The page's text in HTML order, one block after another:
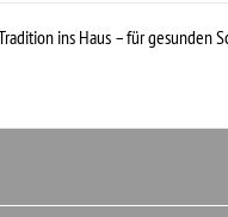
ins Haus – für gesunden